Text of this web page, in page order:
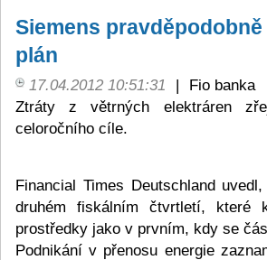
Siemens
plán
17.04.2012 10:51:31 |
Fio banka
Ztráty z větrných elektráren
celoročního cíle.
Financial Times Deutschland
druhém fiskálním čtvrtletí, které
prostředky jako v prvním, kdy se
Podnikání v přenosu energie